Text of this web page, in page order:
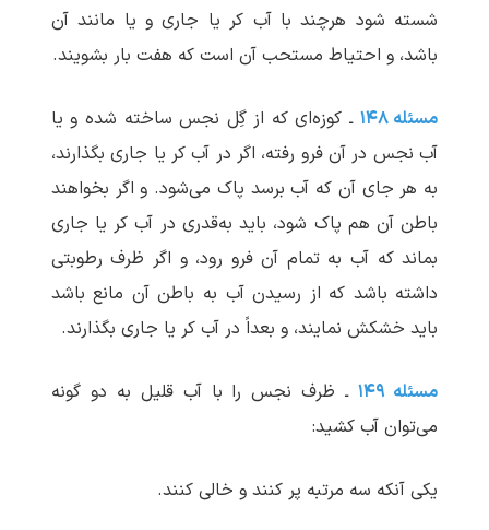
شسته شود هرچند با آب کر یا جاری و یا مانند آن
باشد، و احتیاط مستحب آن است که هفت بار بشویند.
مسئله ۱۴۸
ـ کوزه‌ای که از گِل نجس ساخته شده و یا
آب نجس در آن فرو رفته، اگر در آب کر یا جاری بگذارند،
به هر جای آن که آب برسد پاک می‌شود. و اگر بخواهند
باطن آن هم پاک شود، باید به‌قدری در آب کر یا جاری
بماند که آب به تمام آن فرو رود، و اگر ظرف رطوبتی
داشته باشد که از رسیدن آب به باطن آن مانع باشد
باید خشکش نمایند، و بعداً در آب کر یا جاری بگذارند.
مسئله ۱۴۹
ـ ظرف نجس را با آب قلیل به دو گونه
می‌توان آب کشید:
یکی آنکه سه مرتبه پر کنند و خالی کنند.